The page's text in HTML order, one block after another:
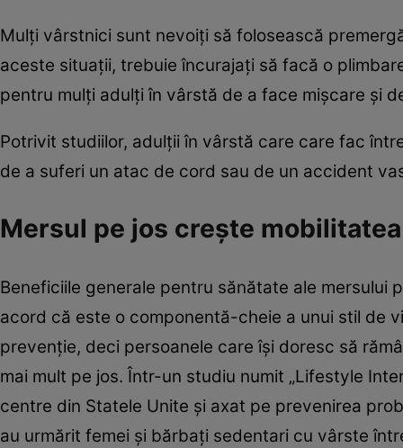
Mulți vârstnici sunt nevoiți să folosească
aceste situații, trebuie încurajați să facă o
pentru mulți adulți în vârstă de a face mișcare și
Potrivit studiilor, adulții în vârstă care care fac
de a suferi un atac de cord sau de un accident
Mersul pe jos creşte mobilitatea
Beneficiile generale pentru sănătate ale
acord că este o componentă-cheie a unui stil de
prevenție, deci persoanele care își doresc să
mai mult pe jos. Într-un studiu numit „Lifestyle
centre din Statele Unite și axat pe prevenirea
au urmărit femei și bărbați sedentari cu vârste